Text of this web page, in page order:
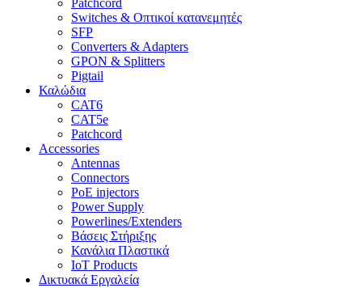
Patchcord
Switches & Οπτικοί κατανεμητές
SFP
Converters & Adapters
GPON & Splitters
Pigtail
Καλώδια
CAT6
CAT5e
Patchcord
Accessories
Antennas
Connectors
PoE injectors
Power Supply
Powerlines/Extenders
Βάσεις Στήριξης
Κανάλια Πλαστικά
IoT Products
Δικτυακά Εργαλεία